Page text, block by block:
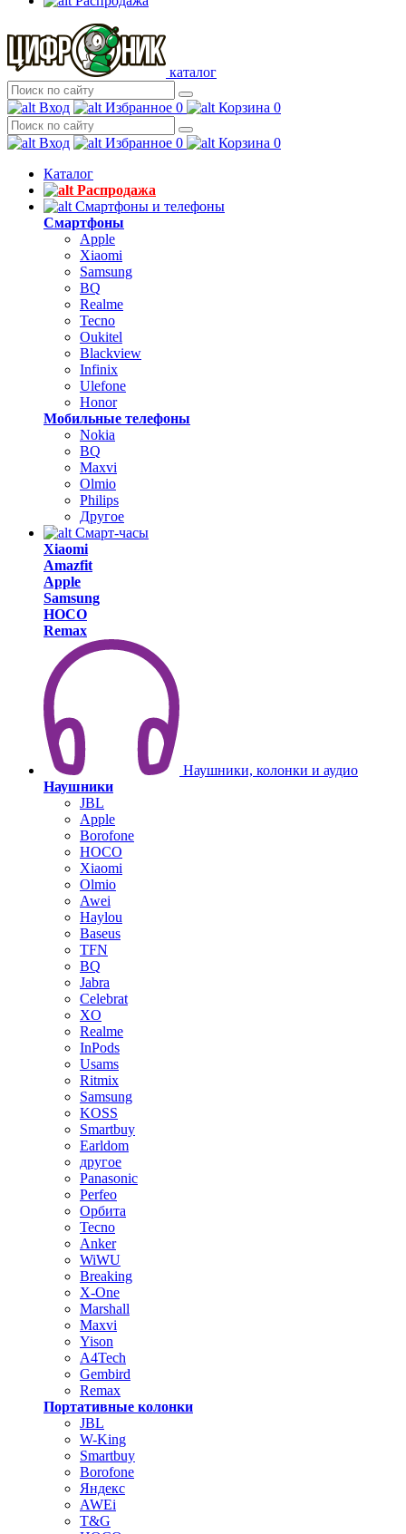
каталог
Вход Избранное 0 Корзина 0
Вход Избранное 0 Корзина 0
Каталог
Распродажа
Смартфоны и телефоны
Смартфоны
Apple
Xiaomi
Samsung
BQ
Realme
Tecno
Oukitel
Blackview
Infinix
Ulefone
Honor
Мобильные телефоны
Nokia
BQ
Maxvi
Olmio
Philips
Другое
Смарт-часы
Xiaomi
Amazfit
Apple
Samsung
HOCO
Remax
Наушники, колонки и аудио
Наушники
JBL
Apple
Borofone
HOCO
Xiaomi
Olmio
Awei
Haylou
Baseus
TFN
BQ
Jabra
Celebrat
XO
Realme
InPods
Usams
Ritmix
Samsung
KOSS
Smartbuy
Earldom
другое
Panasonic
Perfeo
Орбита
Tecno
Anker
WiWU
Breaking
X-One
Marshall
Maxvi
Yison
A4Tech
Gembird
Remax
Портативные колонки
JBL
W-King
Smartbuy
Borofone
Яндекс
AWEi
T&G